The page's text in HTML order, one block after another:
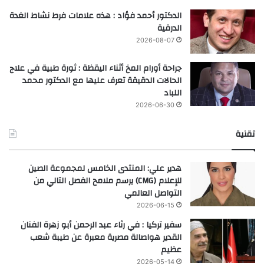
الدكتور أحمد فؤاد : هذه علامات فرط نشاط الغدة
الدرقية
2026-08-07
جراحة أورام المخ أثناء اليقظة : ثورة طبية في علاج
الحالات الدقيقة تعرف عليها مع الدكتور محمد
اللباد
2026-06-30
تقنية
هدير علي: المنتدى الخامس لمجموعة الصين
للإعلام (CMG) يرسم ملامح الفصل التالي من
التواصل العالمي
2026-06-15
سفير تركيا : في رثاء عبد الرحمن أبو زهرة الفنان
القدير هواصالة مصرية معبرة عن طيبة شعب
عظيم
2026-05-14